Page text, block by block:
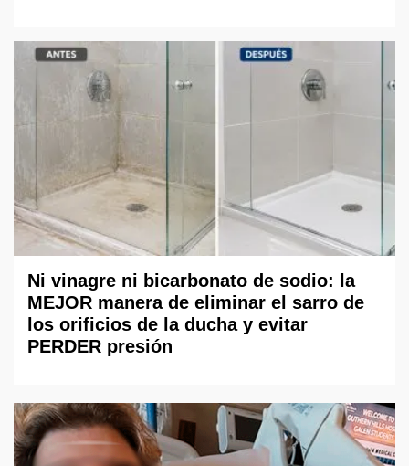
Ni vinagre ni bicarbonato de sodio: la
MEJOR manera de eliminar el sarro de
los orificios de la ducha y evitar
PERDER presión